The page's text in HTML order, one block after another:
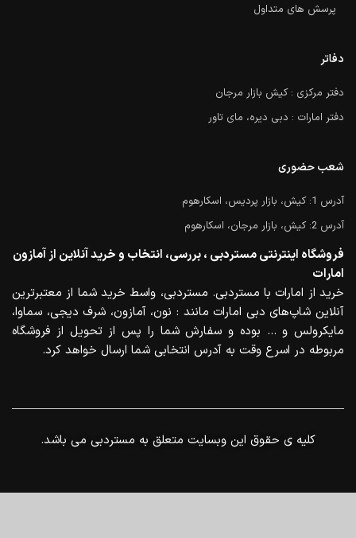
پرسش های متداول
دفاتر
دفتر مرکزی : کیش بازار مرجان
دفتر امارات : دبی دیره، مای تاور
شعب حضوری
آدرس 1: کیش، بازار پردیس، اسکارهوم
آدرس 2: کیش، بازار مرجان، اسکارهوم
فروشگاه اینترنتی مستردبی ، بررسی، انتخاب و خرید آنلاین از آمازون
امارات
خرید از امارات با مستردبی. مستردبی، واسط خرید شما از معتبرترین
آنلاین شاپ‌های دبی امارات مانند : نون، آمازون، شرف دیجی، سماوا،
مایکرولس و … بوده و سفارش شما را پس از تحویل از فروشگاه
مربوطه در اسرع وقت به آدرس انتخابی شما ارسال خواهد کرد.
.کلیه ی حقوق این وبسایت متعلق به مستردبی می باشد